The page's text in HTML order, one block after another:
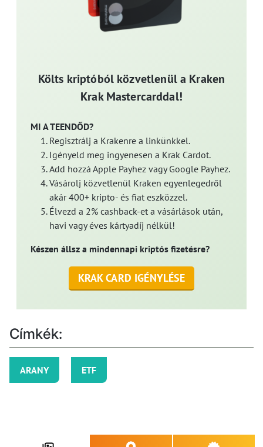
Költs kriptóból közvetlenül a Kraken
Krak Mastercarddal!
MI A TEENDŐD?
Regisztrálj a Krakenre a linkünkkel.
Igényeld meg ingyenesen a Krak Cardot.
Add hozzá Apple Payhez vagy Google Payhez.
Vásárolj közvetlenül Kraken egyenlegedről
akár 400+ kripto- és fiat eszközzel.
Élvezd a 2% cashback-et a vásárlások után,
havi vagy éves kártyadíj nélkül!
Készen állsz a mindennapi kriptós fizetésre?
KRAK CARD IGÉNYLÉSE
Címkék:
ARANY ETF